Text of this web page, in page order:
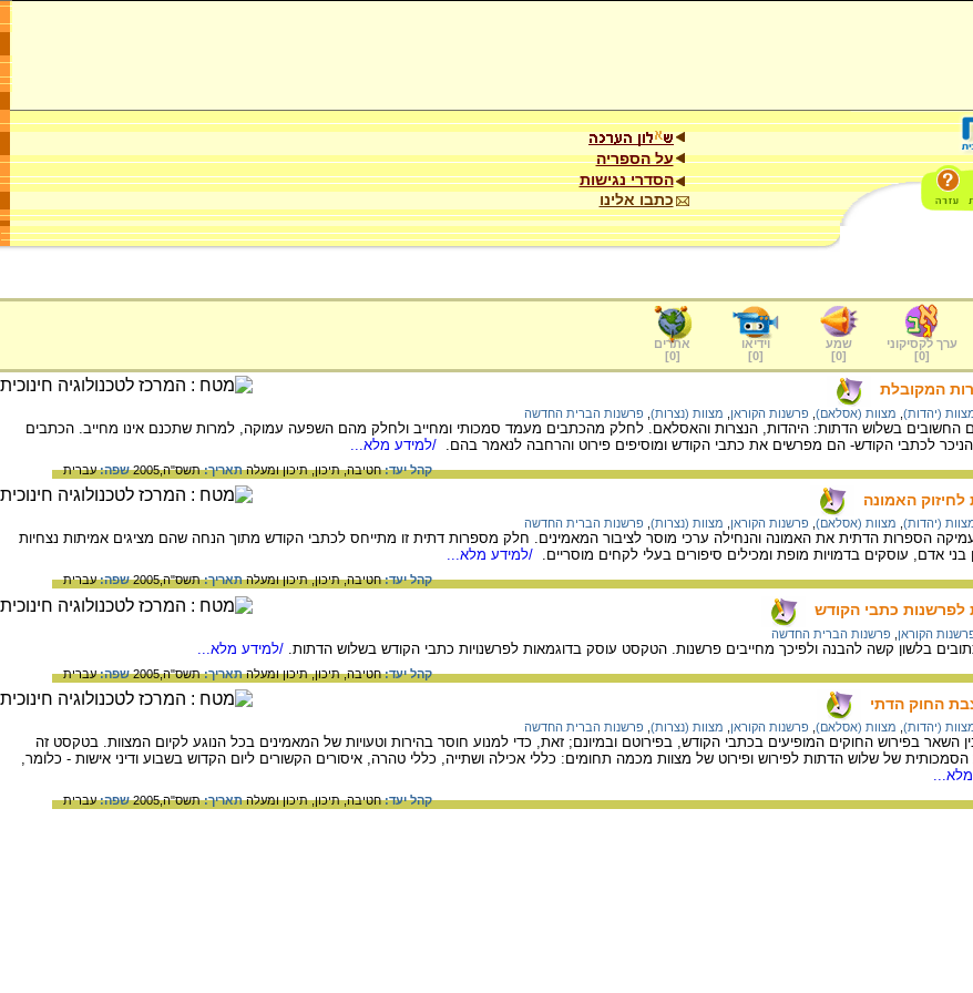
על הספריה
הסדרי נגישות
כתבו אלינו
ערך לקסיקוני
[
0
]
שמע
[
0
]
וידיאו
[
0
]
אתרים
[
0
]
המקובלת
(יהדות) מצוות (אסלאם) פרשנות הקוראן מצוות (נצרות) פרשנות הברית החדשה
בשלוש הדתות: היהדות, הנצרות והאסלאם. לחלק מהכתבים מעמד סמכותי ומחייב ולחלק מהם השפעה עמוקה, למרות שתכנם אינו מחייב. הכתבים
לכתבי הקודש- הם מפרשים את כתבי הקודש ומוסיפים פירוט והרחבה לנאמר בהם. /למידע מלא...
קהל יעד:חטיבה,תיכון,תיכון ומעלהתאריך:תשס"ה,2005 שפה:עברית
האמונה
(יהדות) מצוות (אסלאם) פרשנות הקוראן מצוות (נצרות) פרשנות הברית החדשה
הספרות הדתית את האמונה והנחילה ערכי מוסר לציבור המאמינים. חלק מספרות דתית זו מתייחס לכתבי הקודש מתוך הנחה שהם מציגים אמיתות נצחיות
אדם, עוסקים בדמויות מופת ומכילים סיפורים בעלי לקחים מוסריים. /למידע מלא...
קהל יעד:חטיבה,תיכון,תיכון ומעלהתאריך:תשס"ה,2005 שפה:עברית
כתבי הקודש
הקוראן פרשנות הברית החדשה
בלשון קשה להבנה ולפיכך מחייבים פרשנות. הטקסט עוסק בדוגמאות לפרשנויות כתבי הקודש בשלוש הדתות. /למידע מלא...
קהל יעד:חטיבה,תיכון,תיכון ומעלהתאריך:תשס"ה,2005 שפה:עברית
החוק הדתי
(יהדות) מצוות (אסלאם) פרשנות הקוראן מצוות (נצרות) פרשנות הברית החדשה
בפירוש החוקים המופיעים בכתבי הקודש, בפירוטם ובמיונם; זאת, כדי למנוע חוסר בהירות וטעויות של המאמינים בכל הנוגע לקיום המצוות. בטקסט זה
של שלוש הדתות לפירוש ופירוט של מצוות מכמה תחומים: כללי אכילה ושתייה, כללי טהרה, איסורים הקשורים ליום הקדוש בשבוע ודיני אישות - כלומר,
קהל יעד:חטיבה,תיכון,תיכון ומעלהתאריך:תשס"ה,2005 שפה:עברית